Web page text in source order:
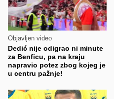
Objavljen video
Dedić nije odigrao ni minute
za Benficu, pa na kraju
napravio potez zbog kojeg je
u centru pažnje!